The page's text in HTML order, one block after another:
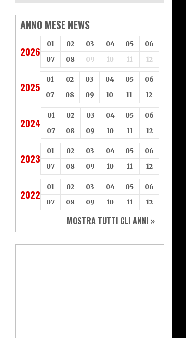
ANNO MESE NEWS
2026
01 02 03 04 05
06
07
08 09 10 11 12
2025
01 02 03 04 05
06
07
08 09 10 11 12
2024
01 02 03 04 05
06
07
08 09 10 11 12
2023
01 02 03 04 05
06
07
08 09 10 11 12
2022
01 02 03 04 05
06
07
08 09 10 11 12
MOSTRA TUTTI GLI ANNI »